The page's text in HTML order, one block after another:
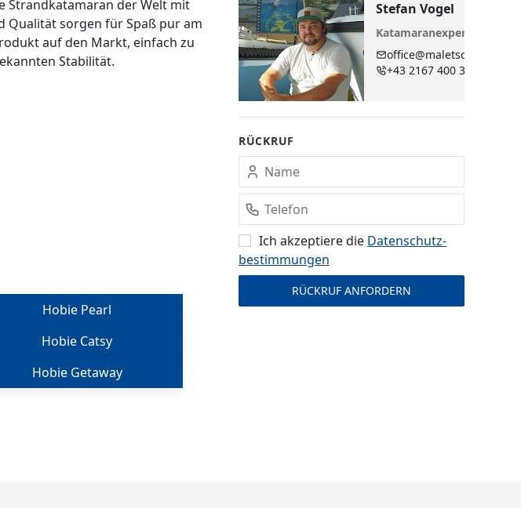
Strandkatamaran der Welt mit
Qualität sorgen für Spaß pur am
auf den Markt, einfach zu
Stabilität.
Hobie Pearl
Hobie Catsy
Hobie Getaway
Stefan Vogel
Katamaranexperte
+43 2167 400 38
RÜCKRUF
Ich akzeptiere die Datenschutz­
bestimmungen